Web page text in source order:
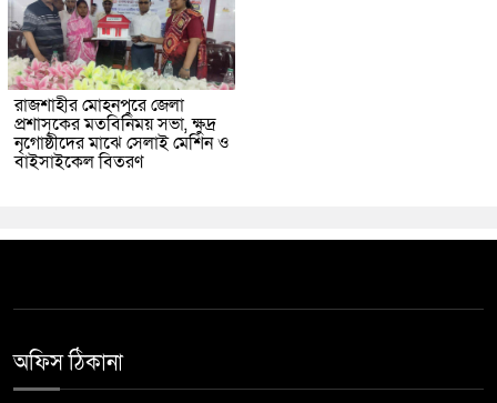
রাজশাহীর মোহনপুরে জেলা
প্রশাসকের মতবিনিময় সভা, ক্ষুদ্র
নৃগোষ্ঠীদের মাঝে সেলাই মেশিন ও
বাইসাইকেল বিতরণ
অফিস ঠিকানা